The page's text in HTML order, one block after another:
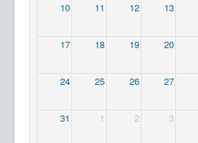
10 11 12 13
17 18 19 20
24 25 26 27
31 1 2 3